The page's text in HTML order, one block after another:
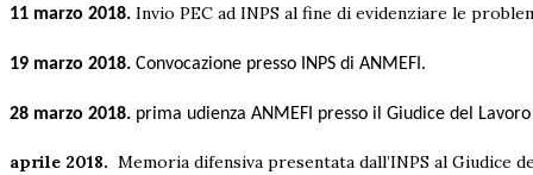
11 marzo 2018. Invio PEC ad INPS al fine di evidenziare le
19 marzo 2018. Convocazione presso INPS di ANMEFI.
28 marzo 2018. prima udienza ANMEFI presso il Giudice del
aprile 2018. Memoria difensiva presentata dall’INPS al Giudice